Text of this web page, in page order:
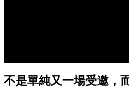
不是單純又一場受邀，